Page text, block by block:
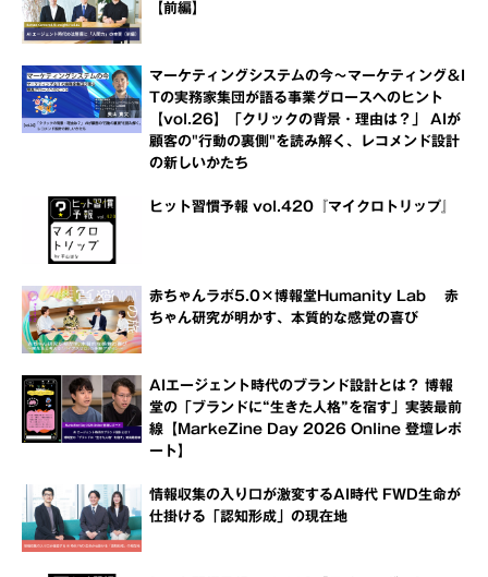
【前編】
マーケティングシステムの今～マーケティング＆I
Tの実務家集団が語る事業グロースへのヒント
【vol.26】「クリックの背景・理由は？」 AIが
顧客の"行動の裏側"を読み解く、レコメンド設計
の新しいかたち
ヒット習慣予報 vol.420『マイクロトリップ』
赤ちゃんラボ5.0×博報堂Humanity Lab 赤
ちゃん研究が明かす、本質的な感覚の喜び
AIエージェント時代のブランド設計とは？ 博報
堂の「ブランドに“生きた人格”を宿す」実装最前
線【MarkeZine Day 2026 Online 登壇レポ
ート】
情報収集の入り口が激変するAI時代 FWD生命が
仕掛ける「認知形成」の現在地